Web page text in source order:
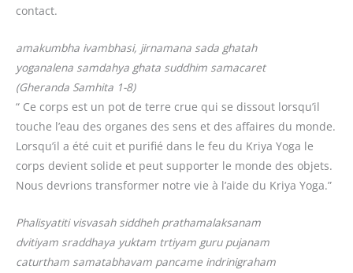
contact.
amakumbha ivambhasi, jirnamana sada ghatah
yoganalena samdahya ghata suddhim samacaret
(Gheranda Samhita 1-8)
“ Ce corps est un pot de terre crue qui se dissout lorsqu’il
touche l’eau des organes des sens et des affaires du monde.
Lorsqu’il a été cuit et purifié dans le feu du Kriya Yoga le
corps devient solide et peut supporter le monde des objets.
Nous devrions transformer notre vie à l’aide du Kriya Yoga.”
Phalisyatiti visvasah siddheh prathamalaksanam
dvitiyam sraddhaya yuktam trtiyam guru pujanam
caturtham samatabhavam pancame indrinigraham